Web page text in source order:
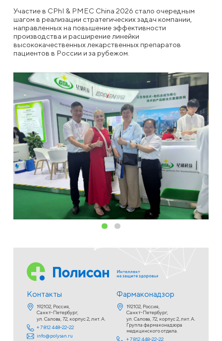
Участие в CPhI & PMEC China 2026 стало очередным
шагом в реализации стратегических задач компании,
направленных на повышение эффективности
производства и расширение линейки
высококачественных лекарственных препаратов
пациентов в России и за рубежом.
Контакты
192102, Россия,
Санкт‑Петербург,
ул. Салова, 72, корпус 2, лит. А.
+ 7 812 448-22-22
info@polysan.ru
Фармаконадзор
192102, Россия,
Санкт‑Петербург,
ул. Салова, 72, корпус 2, лит. А.
Группа фармаконадзора
медицинского отдела.
+ 7 812 448-22-22